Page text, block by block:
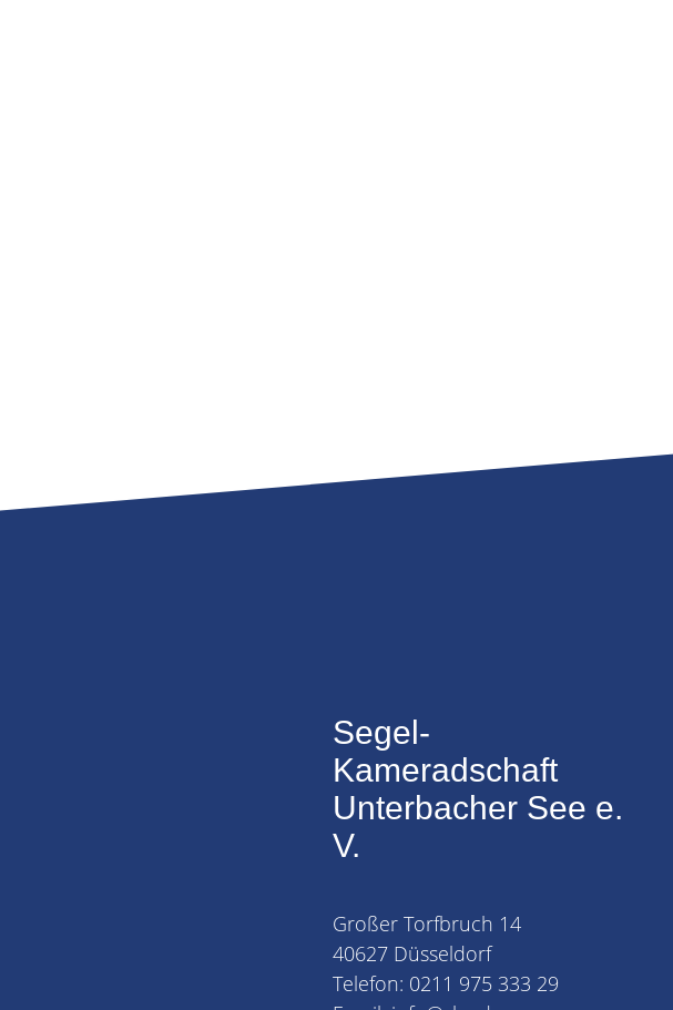
Segel-
Kameradschaft
Unterbacher See e.
V.
Großer Torfbruch 14
40627 Düsseldorf
Telefon: 0211 975 333 29